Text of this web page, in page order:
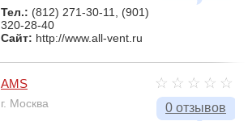
Тел.: (812) 271-30-11, (901)
320-28-40
Сайт: http://www.all-vent.ru
0 отзывов
AMS
г. Москва